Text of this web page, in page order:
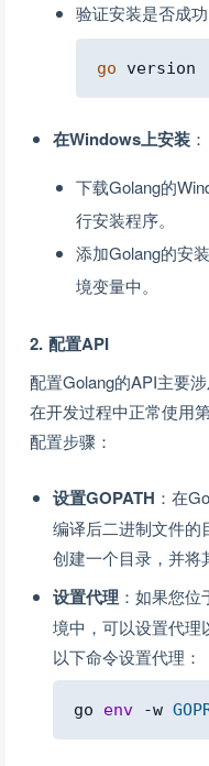
验证安装是否成功
go
在Windows上安装 ：
下载Golang的
行安装程序。
添加Golang的安
境变量中。
2. 配置API
配置Golang的API主要
在开发过程中正常使用
配置步骤：
设置GOPATH ：在
编译后二进制文件的
创建一个目录，并将
设置代理 ：如果您
境中，可以设置代理
以下命令设置代理：
go env -w